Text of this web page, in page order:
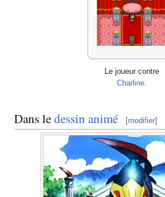
Le joueur contre
Charline.
Dans ledessin animé [modifier]